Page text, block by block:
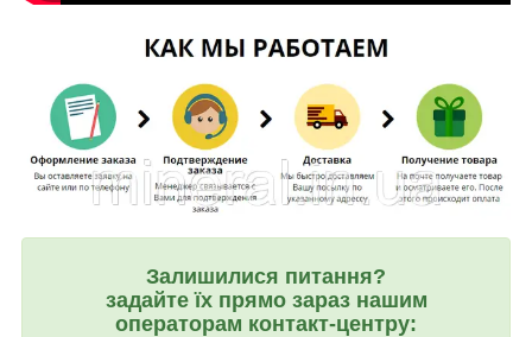
Залишилися питання?
задайте їх прямо зараз нашим
операторам контакт-центру: